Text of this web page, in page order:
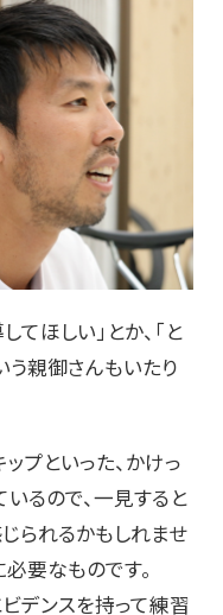
ほしい」とか、「と
う親御さんもいたり
プといった、かけっ
るので、一見すると
じられるかもしれませ
要なものです。
デンスを持って練習